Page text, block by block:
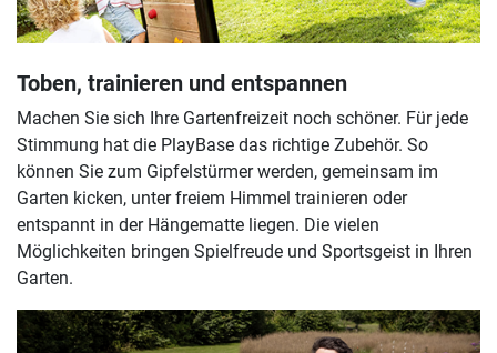
Toben, trainieren und entspannen
Machen Sie sich Ihre Gartenfreizeit noch schöner. Für jede
Stimmung hat die PlayBase das richtige Zubehör. So
können Sie zum Gipfelstürmer werden, gemeinsam im
Garten kicken, unter freiem Himmel trainieren oder
entspannt in der Hängematte liegen. Die vielen
Möglichkeiten bringen Spielfreude und Sportsgeist in Ihren
Garten.